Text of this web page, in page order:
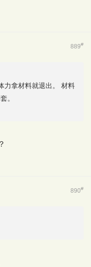
889#
力拿材料就退出。 材料
。
890#